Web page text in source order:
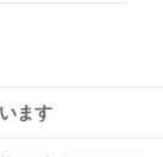
ます